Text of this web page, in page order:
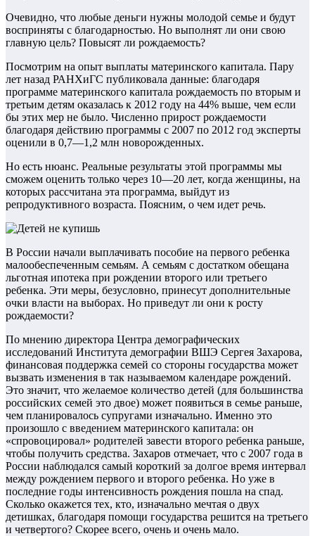
Очевидно, что любые деньги нужны молодой семье и будут
восприняты с благодарностью. Но выполнят ли они свою
главную цель? Повысят ли рождаемость?
Посмотрим на опыт выплаты материнского капитала. Пару
лет назад РАНХиГС публиковала данные: благодаря
программе материнского капитала рождаемость по вторым и
третьим детям оказалась к 2012 году на 44% выше, чем если
бы этих мер не было. Численно прирост рождаемости
благодаря действию программы с 2007 по 2012 год эксперты
оценили в 0,7—1,2 млн новорожденных.
Но есть нюанс. Реальные результаты этой программы мы
сможем оценить только через 10—20 лет, когда женщины, на
которых рассчитана эта программа, выйдут из
репродуктивного возраста. Поясним, о чем идет речь.
В России начали выплачивать пособие на первого ребенка
малообеспеченным семьям. А семьям с достатком обещана
льготная ипотека при рождении второго или третьего
ребенка. Эти меры, безусловно, принесут дополнительные
очки власти на выборах. Но приведут ли они к росту
рождаемости?
По мнению директора Центра демографических
исследований Института демографии ВШЭ Сергея Захарова,
финансовая поддержка семей со стороны государства может
вызвать изменения в так называемом календаре рождений.
Это значит, что желаемое количество детей (для большинства
российских семей это двое) может появиться в семье раньше,
чем планировалось супругами изначально. Именно это
произошло с введением материнского капитала: он
«спровоцировал» родителей завести второго ребенка раньше,
чтобы получить средства. Захаров отмечает, что с 2007 года в
России наблюдался самый короткий за долгое время интервал
между рождением первого и второго ребенка. Но уже в
последние годы интенсивность рождения пошла на спад.
Сколько окажется тех, кто, изначально мечтая о двух
детишках, благодаря помощи государства решится на третьего
и четвертого? Скорее всего, очень и очень мало.